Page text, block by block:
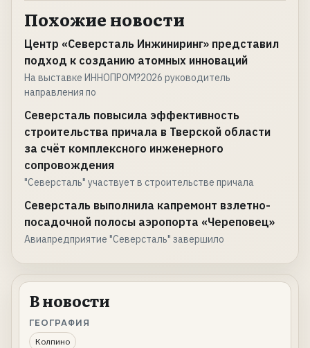
Похожие новости
Центр «Северсталь Инжиниринг» представил
подход к созданию атомных инноваций
На выставке ИННОПРОМ?2026 руководитель
направления по
Северсталь повысила эффективность
строительства причала в Тверской области
за счёт комплексного инженерного
сопровождения
"Северсталь" участвует в строительстве причала
Северсталь выполнила капремонт взлетно-
посадочной полосы аэропорта «Череповец»
Авиапредприятие "Северсталь" завершило
В новости
ГЕОГРАФИЯ
Колпино